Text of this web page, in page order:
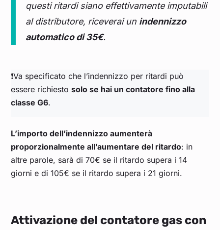
questi ritardi siano effettivamente imputabili
al distributore, riceverai un indennizzo
automatico di 35€.
❗Va specificato che l’indennizzo per ritardi può
essere richiestosolo se hai un contatore fino alla
classe G6.
L’importo dell’indennizzo aumenterà
proporzionalmente all’aumentare del ritardo: in
altre parole, sarà di 70€ se il ritardo supera i 14
giorni e di 105€ se il ritardo supera i 21 giorni.
Attivazione del contatore gas con